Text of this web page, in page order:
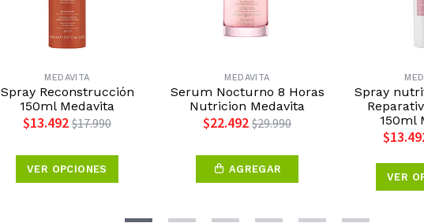
MEDAVITA
Spray Reconstrucción
150ml Medavita
$13.492 $17.990
VER OPCIONES
MEDAVITA
Serum Nocturno 8 Horas
Nutricion Medavita
$22.492 $29.990
AGREGAR
Spray
150ml
VER